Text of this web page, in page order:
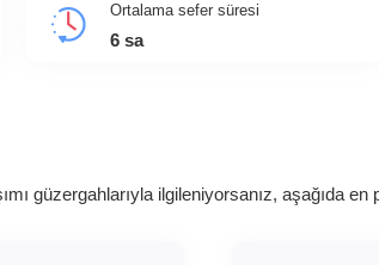
Ortalama sefer süresi
6 sa
güzergahlarıyla ilgileniyorsanız, aşağıda